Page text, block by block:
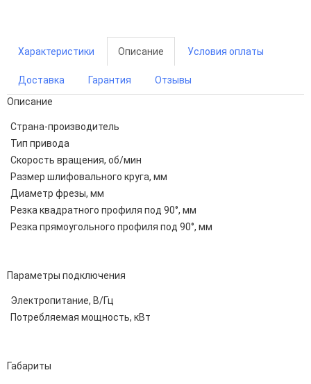
Характеристики Описание Условия оплаты
Доставка Гарантия
Отзывы
Описание
Страна-производитель
Тип привода
Скорость вращения, об/мин
Размер шлифовального круга, мм
Диаметр фрезы, мм
Резка квадратного профиля под 90°, мм
Резка прямоугольного профиля под 90°, мм
Параметры подключения
Электропитание, В/Гц
Потребляемая мощность, кВт
Габариты